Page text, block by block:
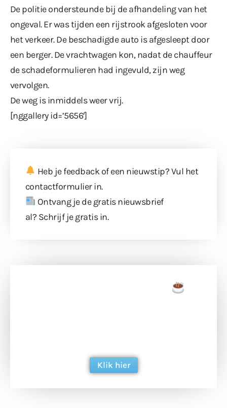
De politie ondersteunde bij de afhandeling van het
ongeval. Er was tijden een rijstrook afgesloten voor
het verkeer. De beschadigde auto is afgesleept door
een berger. De vrachtwagen kon, nadat de chauffeur
de schadeformulieren had ingevuld, zijn weg
vervolgen.
De weg is inmiddels weer vrij.
[nggallery id=’5656′]
Heb je feedback of een nieuwstip? Vul het
contactformulierin.
Ontvang je de gratis nieuwsbrief
al? Schrijf je gratis in.
Klik hier